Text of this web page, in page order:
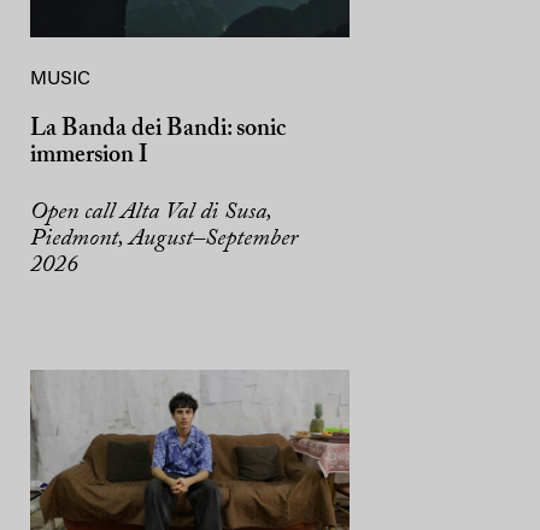
MUSIC
La Banda dei Bandi: sonic
immersion I
Open call Alta Val di Susa,
Piedmont, August–September
2026